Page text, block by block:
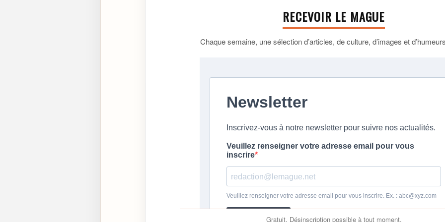
RECEVOIR LE MAGUE
Chaque semaine, une sélection d’articles, de culture, d’images et
Gratuit. Désinscription possible à tout moment.